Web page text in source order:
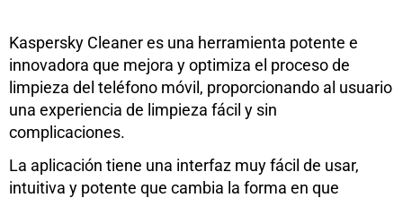
Kaspersky Cleaner es una herramienta potente e
innovadora que mejora y optimiza el proceso de
limpieza del teléfono móvil, proporcionando al usuario
una experiencia de limpieza fácil y sin
complicaciones.
La aplicación tiene una interfaz muy fácil de usar,
intuitiva y potente que cambia la forma en que